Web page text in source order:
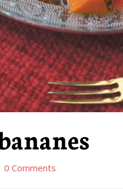
0 Comments